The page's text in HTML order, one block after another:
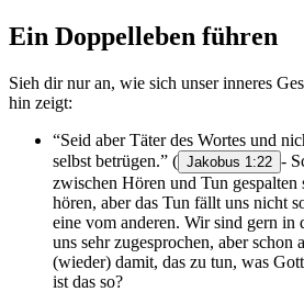
Ein Doppelleben führen
Sieh dir nur an, wie sich unser inneres
hin zeigt:
“Seid aber Täter des Wortes und
selbst betrügen.” ( Jakobus 1:22 -
zwischen Hören und Tun gespalten
hören, aber das Tun fällt uns nicht
eine vom anderen. Wir sind gern in
uns sehr zugesprochen, aber
(wieder) damit, das zu tun, was
ist das so?